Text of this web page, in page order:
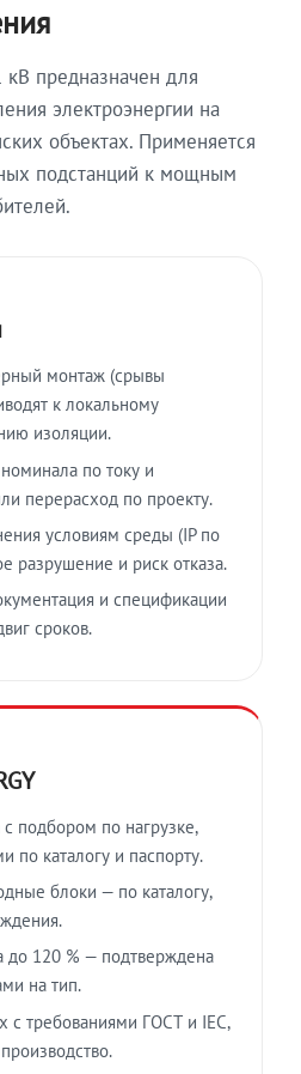
предназначен для
электроэнергии на
объектах. Применяется
подстанций к мощным
монтаж (срывы
к локальному
изоляции.
по току и
перерасход по проекту.
условиям среды (IP по
разрушение и риск отказа.
и спецификации
сроков.
подбором по нагрузке,
по каталогу и паспорту.
блоки — по каталогу,
до 120 % — подтверждена
на тип.
с требованиями ГОСТ и IEC,